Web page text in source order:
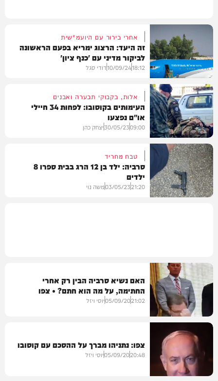
מדיני
אחרי בירור עם היועמ"שית
זה היעד: הרצוג ימריא בפעם הראשונה
לביקור מדיני עם 'כנף ציון'
18:12
10/09/24דודי סגל
בעולם
אלות, בקבוקי תבערה ואבנים
העימותים בקוסובו: לפחות 34 חיילי
או"ם נפצעו
09:00
30/05/23יצחק כהן
טבח מחריד
סרביה: ילד בן 12 הרג בבית ספרו 8
ילדים
21:20
03/05/23משה נוי
וידאו
האם נשיא סרביה הבין רק אחרי
החתימה, על מה הוא חתם? • צפו
21:02
05/09/20יוסי ויזל
צפו: נתניהו מברך על ההסכם עם קוסובו
20:48
05/09/20יוסי ויזל